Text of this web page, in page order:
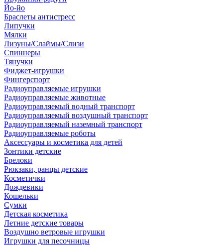
Йо-йо
Браслеты антистресс
Липучки
Мялки
Лизуны/Слаймы/Слизи
Спиннеры
Тянучки
Фиджет-игрушки
Фингерспорт
Радиоуправляемые игрушки
Радиоуправляемые животные
Радиоуправляемый водный транспорт
Радиоуправляемый воздушный транспорт
Радиоуправляемый наземный транспорт
Радиоуправляемые роботы
Аксессуары и косметика для детей
Зонтики детские
Брелоки
Рюкзаки, ранцы детские
Косметички
Дождевики
Кошельки
Сумки
Детская косметика
Летние детские товары
Воздушно ветровые игрушки
Игрушки для песочницы